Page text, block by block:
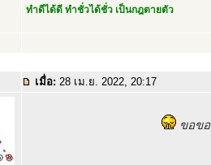
ทำดีได้ดี ทำชั่วได้ชั่ว เป็นกฎตายตัว
เมื่อ: 28 เม.ย. 2022, 20:17
ขอข